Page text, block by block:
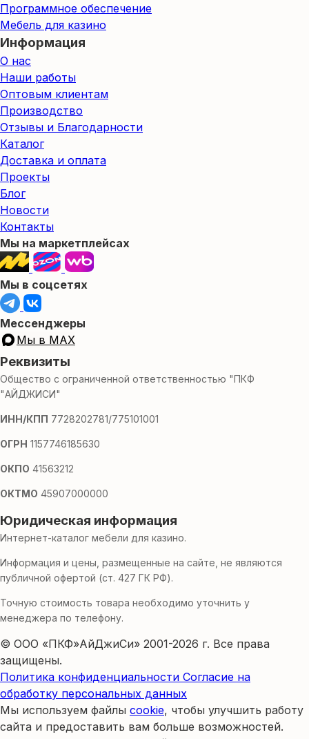
Программное обеспечение
Мебель для казино
Информация
О нас
Наши работы
Оптовым клиентам
Производство
Отзывы и Благодарности
Каталог
Доставка и оплата
Проекты
Блог
Новости
Контакты
Мы на маркетплейсах
Мы в соцсетях
Мессенджеры
Мы в MAX
Реквизиты
Общество с ограниченной ответственностью "ПКФ
"АЙДЖИСИ"
ИНН/КПП 7728202781/775101001
ОГРН 1157746185630
ОКПО 41563212
ОКТМО 45907000000
Юридическая информация
Интернет-каталог мебели для казино.
Информация и цены, размещенные на сайте, не являются
публичной офертой (ст. 427 ГК РФ).
Точную стоимость товара необходимо уточнить у
менеджера по телефону.
© ООО «ПКФ»АйДжиСи» 2001-2026 г. Все права
защищены.
Политика конфиденциальности Согласие на
обработку персональных данных
Мы используем файлы cookie, чтобы улучшить работу
сайта и предоставить вам больше возможностей.